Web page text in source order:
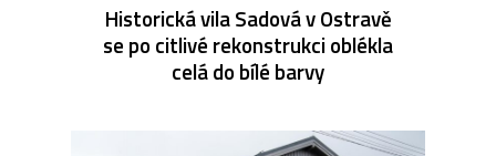
Historická vila Sadová v Ostravě
se po citlivé rekonstrukci oblékla
celá do bílé barvy